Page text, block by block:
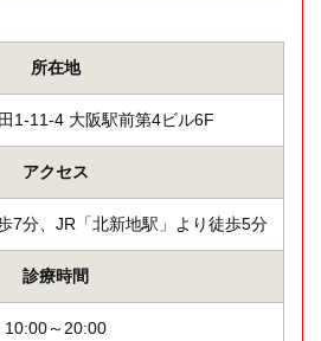
所在地
1-11-4 大阪駅前第4ビル6F
アクセス
7分、JR「北新地駅」より徒歩5分
診療時間
10:00～20:00